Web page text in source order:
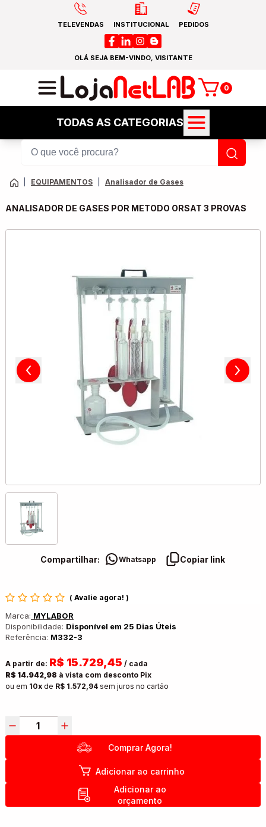
TELEVENDAS INSTITUCIONAL PEDIDOS
OLÁ SEJA BEM-VINDO, VISITANTE
0
TODAS AS CATEGORIAS
EQUIPAMENTOS Analisador de Gases
ANALISADOR DE GASES POR METODO ORSAT 3 PROVAS
Compartilhar: Whatsapp Copiar link
( Avalie agora! )
Marca: MYLABOR
Disponibilidade: Disponível em 25 Dias Úteis
Referência: M332-3
A partir de: R$ 15.729,45 / cada
R$ 14.942,98 à vista com desconto Pix
ou em 10xde R$ 1.572,94sem juros no cartão
Comprar Agora!
Adicionar ao carrinho
Adicionar ao
orçamento